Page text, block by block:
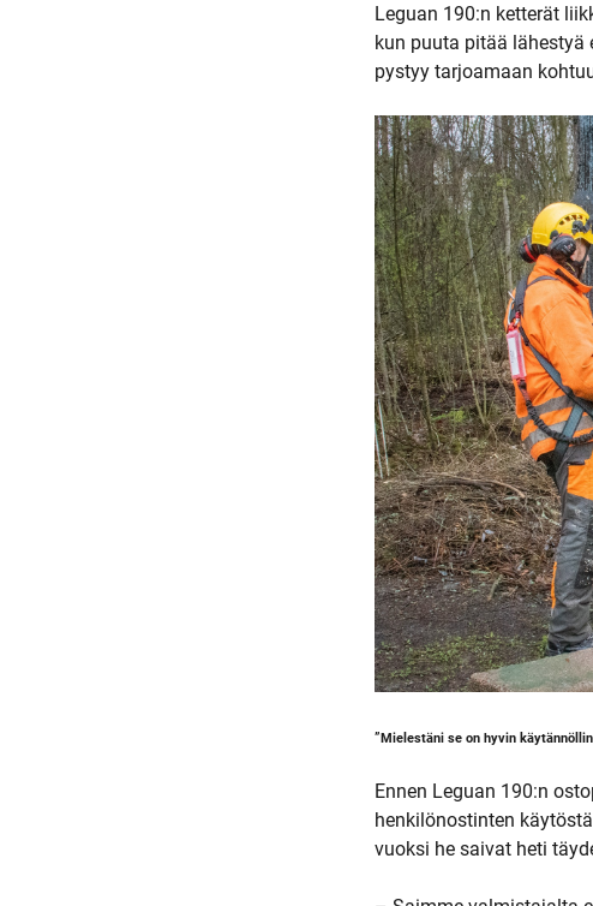
Leguan 190:n ketterät
kun puuta pitää lähestyä
pystyy tarjoamaan
”Mielestäni se on hyvin
Ennen Leguan 190:n
henkilönostinten
vuoksi he saivat heti